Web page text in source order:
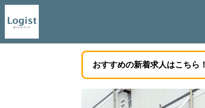
おすすめの新着求人はこちら！